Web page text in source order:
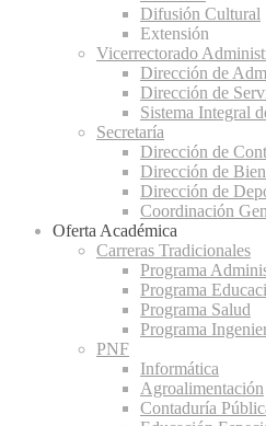
Difusión Cultural
Extensión
Vicerrectorado
Dirección de
Dirección de
Sistema Integral
Secretaría
Dirección de
Dirección de
Dirección de
Coordinación
Oferta Académica
Carreras Tradicionales
Programa
Programa
Programa Salud
Programa
PNF
Informática
Agroalimentación
Contaduría